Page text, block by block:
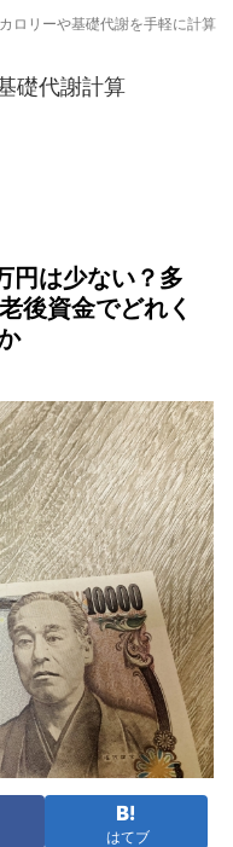
ロリーや基礎代謝を手軽に計算
礎代謝計算
円は少ない？多
後資金でどれく
はてブ